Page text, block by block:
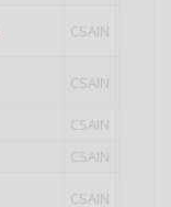
CSAIN
CSAIN
CSAIN
CSAIN
CSAIN